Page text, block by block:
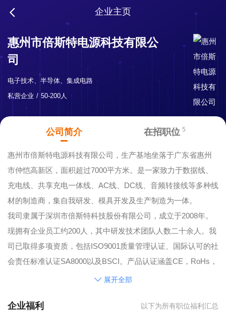
企业主页
惠州市倍斯特电源科技有限公
司
电子技术、半导体、集成电路
私营企业
50-200人
公司简介 在招职位 5
惠州市倍斯特电源科技有限公司，生产基地坐落于广东省惠州
市仲恺高新区，面积超过7000平方米。是一家致力于数据线、
充电线、共享充电一体线、AC线、DC线、音频转接线等多种线
材的制造商，集自我研发、模具开发及生产制造为一体。
我司隶属于深圳市倍斯特科技股份有限公司，成立于2008年。
现拥有企业员工约200人，其中研发技术团队人数二十余人。我
司已取得多项资质，包括ISO9001质量管理认证、国际认可的社
会责任标准认证SA8000以及BSCI。产品认证涵盖CE，RoHs，
FCC, BIS, UL等国际认证。
南亚、南亚地区二十多个国家。
展开全部
企业福利 以下为所有职位福利汇总